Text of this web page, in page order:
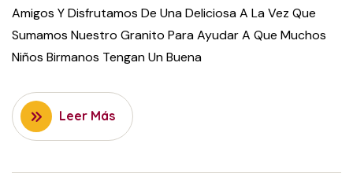
Amigos Y Disfrutamos De Una Deliciosa A La Vez Que
Sumamos Nuestro Granito Para Ayudar A Que Muchos
Niños Birmanos Tengan Un Buena
Leer Más